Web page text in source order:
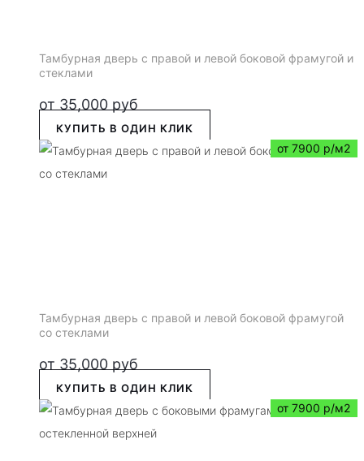
Тамбурная дверь с правой и левой боковой фрамугой и
стеклами
от 35,000 руб
КУПИТЬ В ОДИН КЛИК
от 7900 р/м2
Тамбурная дверь с правой и левой боковой фрамугой
со стеклами
от 35,000 руб
КУПИТЬ В ОДИН КЛИК
от 7900 р/м2